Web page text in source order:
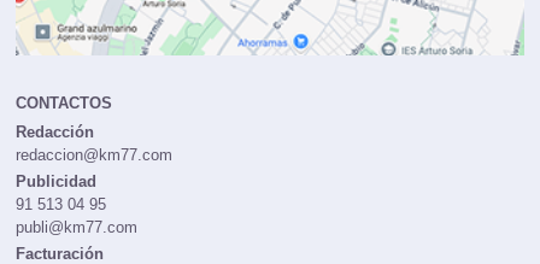
CONTACTOS
Redacción
redaccion@km77.com
Publicidad
91 513 04 95
publi@km77.com
Facturación